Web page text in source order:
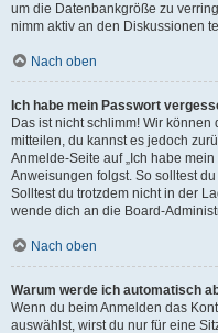
um die Datenbankgröße zu
nimm aktiv an den Diskussionen
Nach oben
Ich habe mein Passwort
Das ist nicht schlimm! Wir
mitteilen, du kannst es jedoch
Anmelde-Seite auf „Ich habe
Anweisungen folgst. So solltest
Solltest du trotzdem nicht in der
wende dich an die Board-
Nach oben
Warum werde ich automatisch
Wenn du beim Anmelden das
auswählst, wirst du nur für eine